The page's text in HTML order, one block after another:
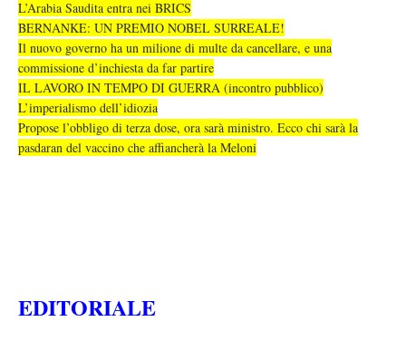
L’Arabia Saudita entra nei BRICS
BERNANKE: UN PREMIO NOBEL SURREALE!
Il nuovo governo ha un milione di multe da cancellare, e una
commissione d’inchiesta da far partire
IL LAVORO IN TEMPO DI GUERRA (incontro pubblico)
L’imperialismo dell’idiozia
Propose l’obbligo di terza dose, ora sarà ministro. Ecco chi sarà la
pasdaran del vaccino che affiancherà la Meloni
EDITORIALE